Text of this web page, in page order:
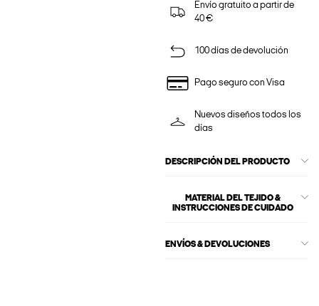
Envío gratuito a partir de
40 €
100 días de devolución
Pago seguro con Visa
Nuevos diseños todos los
días
DESCRIPCIÓN DEL PRODUCTO
MATERIAL DEL TEJIDO &
INSTRUCCIONES DE CUIDADO
ENVÍOS & DEVOLUCIONES